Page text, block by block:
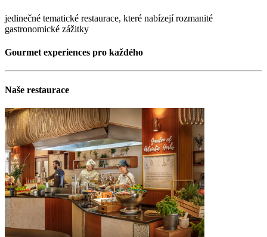
jedinečné tematické restaurace, které nabízejí rozmanité
gastronomické zážitky
Gourmet experiences pro každého
Naše restaurace